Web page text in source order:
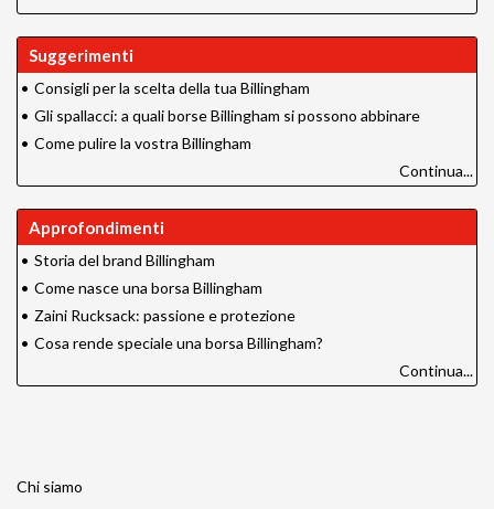
Suggerimenti
• Consigli per la scelta della tua Billingham
• Gli spallacci: a quali borse Billingham si possono abbinare
• Come pulire la vostra Billingham
Continua...
Approfondimenti
• Storia del brand Billingham
• Come nasce una borsa Billingham
• Zaini Rucksack: passione e protezione
• Cosa rende speciale una borsa Billingham?
Continua...
Chi siamo